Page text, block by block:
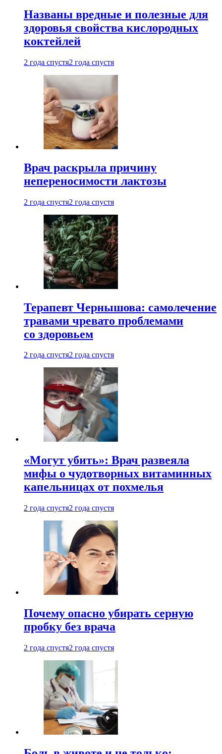
Названы вредные и полезные для
здоровья свойства кислородных
коктейлей
2 года спустя2 года спустя
Врач раскрыла причину
непереносимости лактозы
2 года спустя2 года спустя
Терапевт Чернышова: самолечение
травами чревато проблемами
со здоровьем
2 года спустя2 года спустя
«Могут убить»: Врач развеяла
мифы о чудотворных витаминных
капельницах от похмелья
2 года спустя2 года спустя
Почему опасно убирать серную
пробку без врача
2 года спустя2 года спустя